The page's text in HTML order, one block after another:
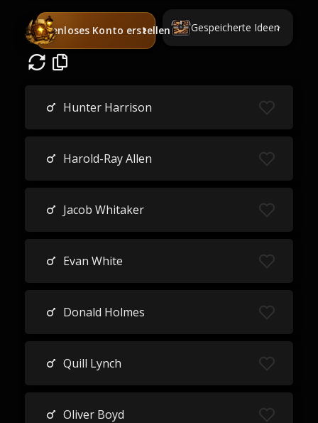
Kostenloses Konto erstellen Gespeicherte Ideen
Hunter Harrison
Harold-Ray Allen
Jacob Whitaker
Evan White
Donald Holmes
Quill Lynch
Oliver Boyd